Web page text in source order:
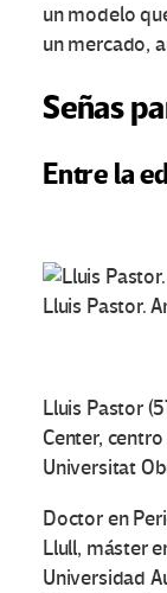
un modelo
un mercado,
Señas
Entre la
Lluis Pastor.
Lluis Pastor
Center,
Universitat
Doctor en
Llull, máster
Universidad